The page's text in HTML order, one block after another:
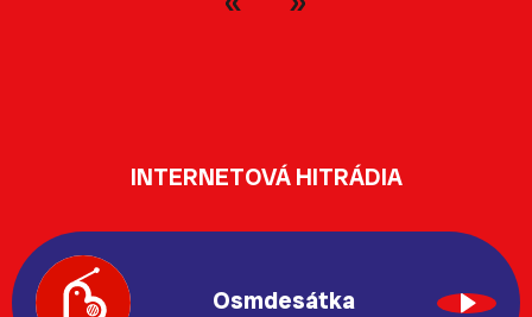
INTERNETOVÁ HITRÁDIA
Osmdesátka